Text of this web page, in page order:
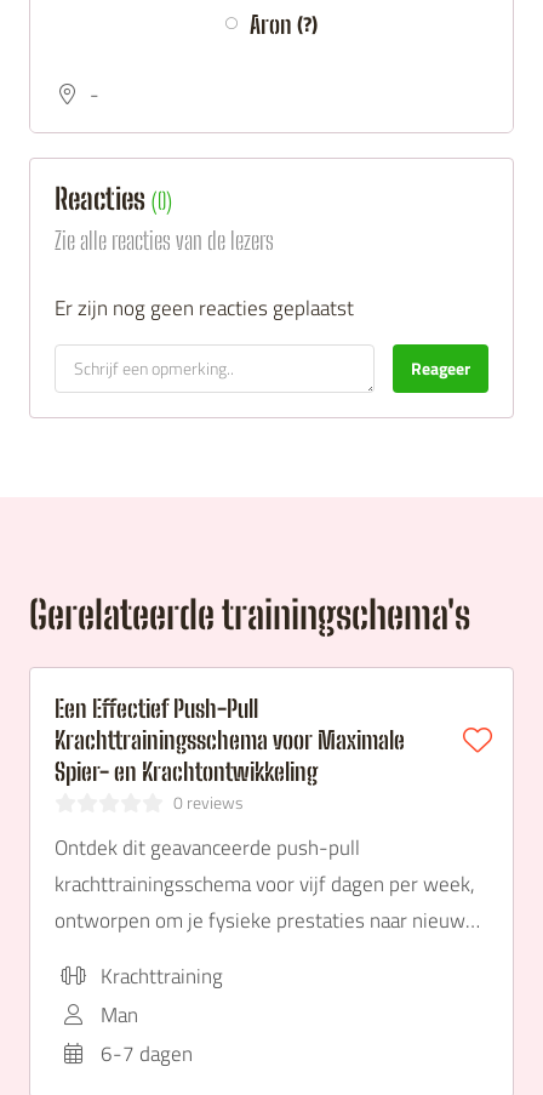
Aron (?)
-
Reacties (0)
Zie alle reacties van de lezers
Er zijn nog geen reacties geplaatst
Reageer
Gerelateerde trainingschema's
Een Effectief Push-Pull
Krachttrainingsschema voor Maximale
Spier- en Krachtontwikkeling
0 reviews
Ontdek dit geavanceerde push-pull
krachttrainingsschema voor vijf dagen per week,
ontworpen om je fysieke prestaties naar nieuwe
Krachttraining
Man
6-7 dagen